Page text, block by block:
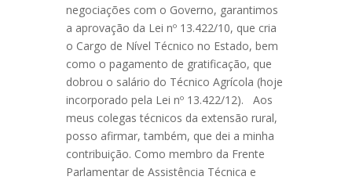
negociações com o Governo, garantimos
a aprovação da Lei nº 13.422/10, que cria
o Cargo de Nível Técnico no Estado, bem
como o pagamento de gratificação, que
dobrou o salário do Técnico Agrícola (hoje
incorporado pela Lei nº 13.422/12). Aos
meus colegas técnicos da extensão rural,
posso afirmar, também, que dei a minha
contribuição. Como membro da Frente
Parlamentar de Assistência Técnica e